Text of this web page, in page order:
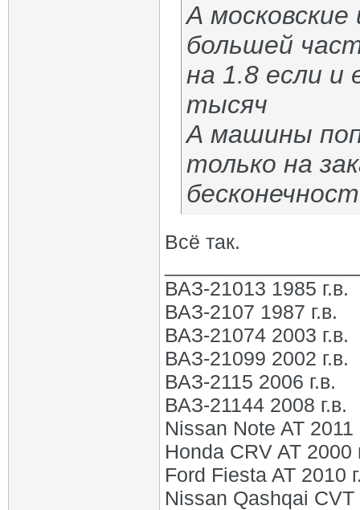
А
большей
на 1.8 если и
тысяч
А машины
только на
Всё так.
ВАЗ-21013 1985 г.в.
ВАЗ-2107 1987 г.в.
ВАЗ-21074 2003 г.в.
ВАЗ-21099 2002 г.в.
ВАЗ-2115 2006 г.в.
ВАЗ-21144 2008 г.в.
Nissan Note AT 2011
Honda CRV AT 2000
Ford Fiesta AT 2010
Nissan Qashqai CVT